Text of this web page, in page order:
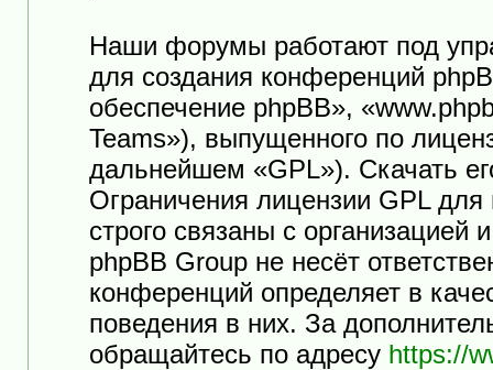
Наши форумы работают под
для создания конференций
обеспечение phpBB»,
Teams»), выпущенного по
дальнейшем «GPL»). Скачать
Ограничения лицензии GPL
строго связаны с
phpBB Group не несёт
конференций определяет в
поведения в них. За
обращайтесь по адресу https://